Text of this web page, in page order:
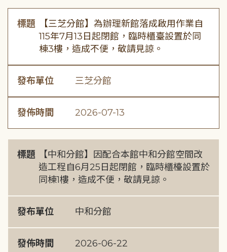
標題
【三芝分館】為辦理新館落成啟用作業自
115年7月13日起閉館，臨時櫃臺設置於同
棟3樓，造成不便，敬請見諒。
發布單位 三芝分館
發佈時間 2026-07-13
標題
【中和分館】因配合本館中和分館空間改
造工程自6月25日起閉館，臨時櫃檯設置於
同棟1樓，造成不便，敬請見諒。
發布單位 中和分館
發佈時間 2026-06-22